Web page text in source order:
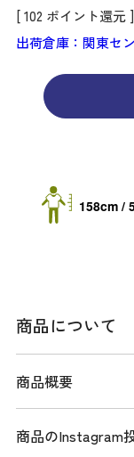
[102 ポイント還元 ]
出荷倉庫：関東セ
158cm /
商品について
商品概要
商品のInstagram